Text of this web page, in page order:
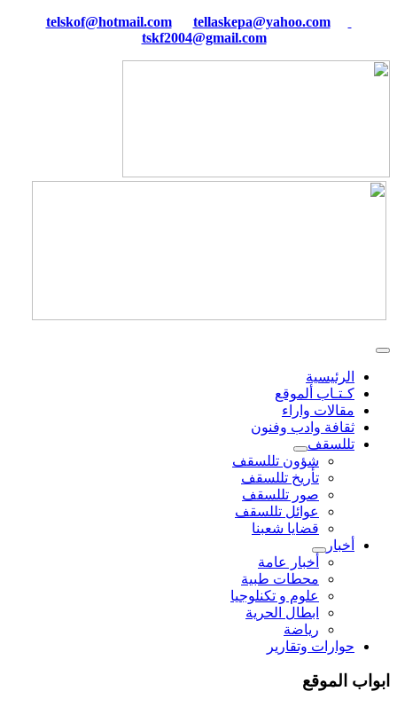
tellaskepa@yahoo.com
tskf2004@gmail.com
الرئيسية
كـتـاب ألموقع
مقالات واراء
ثقافة وادب وفنون
تللسقف
شؤون تللسقف
تأريخ تللسقف
صور تللسقف
عوائل تللسقف
قضايا شعبنا
أخبار
أخبار عامة
محطات طبية
علوم و تکنلوجیا
ابطال الحرية
رياضة
حوارات وتقارير
ابواب الموقع